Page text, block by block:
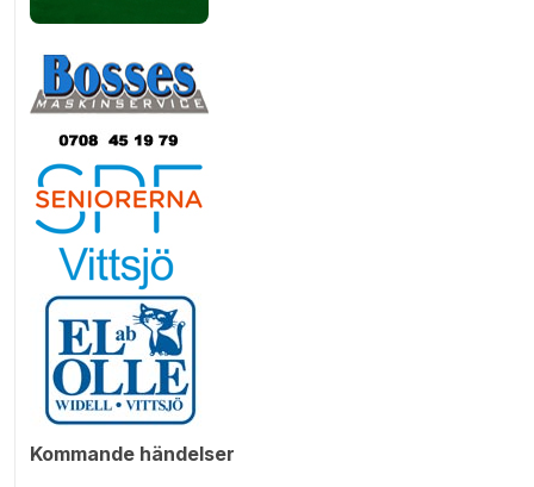
Kommande händelser